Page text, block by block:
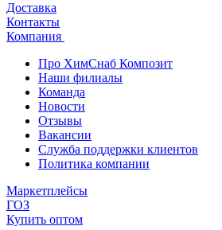
Доставка
Контакты
Компания
Про ХимСнаб Композит
Наши филиалы
Команда
Новости
Отзывы
Вакансии
Служба поддержки клиентов
Политика компании
Маркетплейсы
ГОЗ
Купить оптом